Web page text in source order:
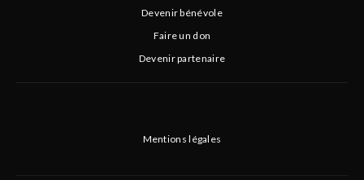
Devenir bénévole
Faire un don
Devenir partenaire
Mentions légales